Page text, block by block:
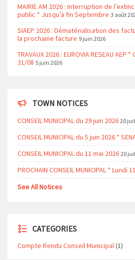
MAIRIE AM 2026 : Interruption de
public * Jusqu’à fin Septembre 3 août
SIAEP 2026 : Dématérialisation des
la prochaine facture 9 juin 2026
TRAVAUX 2026 : EUROVIA RESEAU AEP
31/08 5 juin 2026
TOWN NOTICES
CONSEIL MUNICIPAL du 29 juin 2026 20
CONSEIL MUNICIPAL du 5 juin 2026 *
CONSEIL MUNICIPAL du 11 mai 2026 20
PROCHAIN CONSEIL MUNICIPAL * Lundi
See All Notices
CATEGORIES
Compte Rendu Conseil Municipal(1)